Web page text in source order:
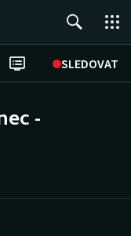
SLEDOVAT
-